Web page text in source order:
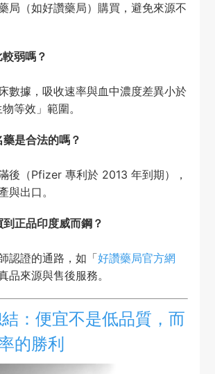
局（如好讚藥局）購買，避免來源不
弱嗎？
數據，吸收速率與血中濃度差異小於
等效」範圍。
是合法的嗎？
後（Pfizer 專利於 2013 年到期），
與出口。
正品印度威而鋼？
認證的通路，如「好讚藥局官方網
品來源與售後服務。
：便宜不是低品質，而
的勝利